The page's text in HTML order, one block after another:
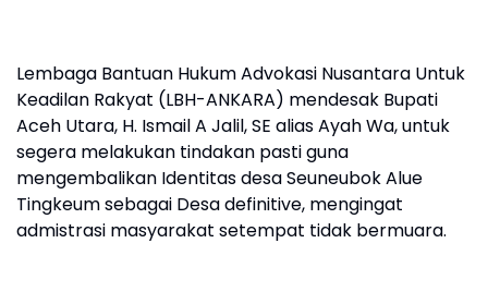
Lembaga Bantuan Hukum Advokasi Nusantara Untuk
Keadilan Rakyat (LBH-ANKARA) mendesak Bupati
Aceh Utara, H. Ismail A Jalil, SE alias Ayah Wa, untuk
segera melakukan tindakan pasti guna
mengembalikan Identitas desa Seuneubok Alue
Tingkeum sebagai Desa definitive, mengingat
admistrasi masyarakat setempat tidak bermuara.